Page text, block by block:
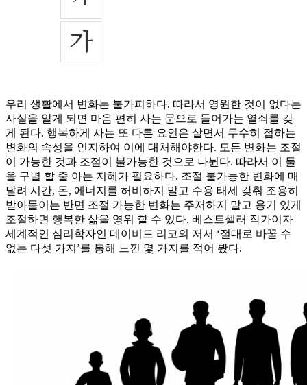
우리 생활에서 변화는 불가피하다. 따라서 영원한 것이 없다는
사실을 알게 되면 마음 편히 사는 문으로 들어가는 열쇠를 갖
게 된다. 행복하게 사는 또 다른 요인은 살면서 무수히 접하는
변화의 속성을 인지하여 이에 대처해야한다. 모든 변화는 조절
이 가능한 것과 조절이 불가능한 것으로 나뉜다. 따라서 이 둘
을 구별 할 줄 아는 지혜가 필요하다. 조절 불가능한 변화에 매
달려 시간, 돈, 에너지를 허비하지 말고 수용 태세 갖춰 조용히
받아들이는 반면 조절 가능한 변화는 주저하지 말고 용기 있게
조절하면 행복한 삶을 영위 할 수 있다. 베스트셀러 작가이자
세계적인 심리학자인 데이비드 리코의 저서 ‘절대로 바꿀 수
없는 다섯 가지’를 통해 느낀 몇 가지를 적어 봤다.